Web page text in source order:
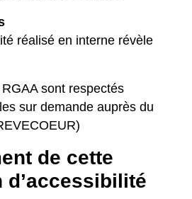
réalisé en interne révèle
sont respectés
sur demande auprès du
de cette
d’accessibilité